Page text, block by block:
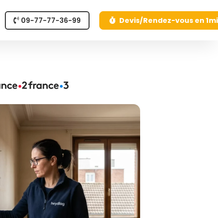
09-77-77-36-99 Devis/Rendez-vous en